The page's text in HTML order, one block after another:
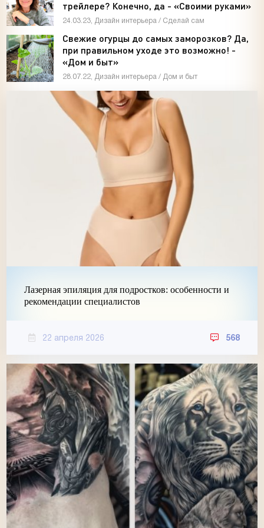
remontokon-yes.ruтрейлере? Конечно, да - «Своими руками»
24.03.23, Дизайн интерьера / Сделай сам
Свежие огурцы до самых заморозков? Да,
при правильном уходе это возможно! -
«Дом и быт»
28.07.22, Дизайн интерьера / Дом и быт
Лазерная эпиляция для подростков: особенности и
рекомендации специалистов
22 апреля 2026 568